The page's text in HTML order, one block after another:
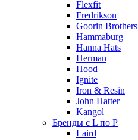
Flexfit
Fredrikson
Goorin Brothers
Hammaburg
Hanna Hats
Herman
Hood
Ignite
Iron & Resin
John Hatter
Kangol
Бренды с L по P
Laird